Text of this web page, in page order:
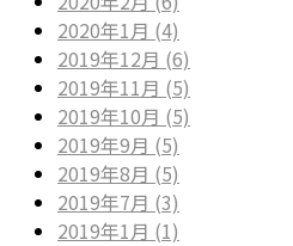
2020年1月 (4)
2019年12月 (6)
2019年11月 (5)
2019年10月 (5)
2019年9月 (5)
2019年8月 (5)
2019年7月 (3)
2019年1月 (1)